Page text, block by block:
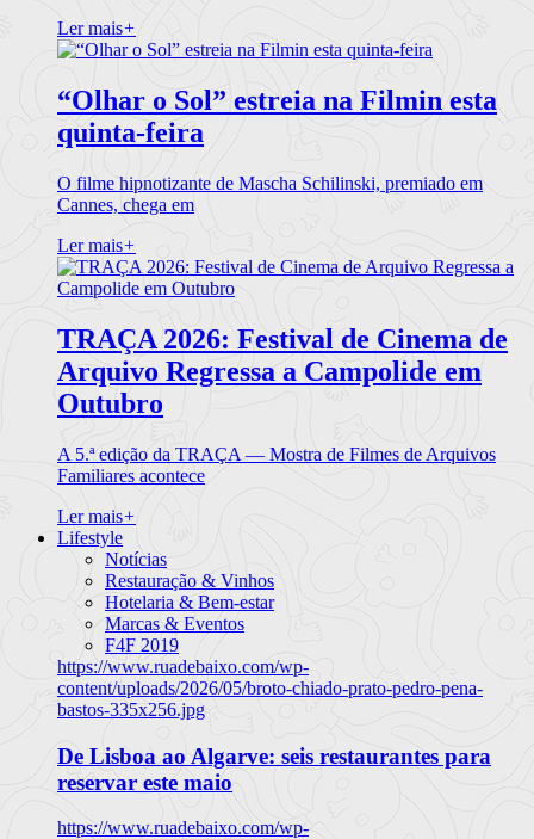
Ler mais+
“Olhar o Sol” estreia na Filmin esta
quinta-feira
O filme hipnotizante de Mascha Schilinski, premiado em
Cannes, chega em
Ler mais+
TRAÇA 2026: Festival de Cinema de
Arquivo Regressa a Campolide em
Outubro
A 5.ª edição da TRAÇA — Mostra de Filmes de Arquivos
Familiares acontece
Ler mais+
Lifestyle
Notícias
Restauração & Vinhos
Hotelaria & Bem-estar
Marcas & Eventos
F4F 2019
https://www.ruadebaixo.com/wp-
content/uploads/2026/05/broto-chiado-prato-pedro-pena-
bastos-335x256.jpg
De Lisboa ao Algarve: seis restaurantes para
reservar este maio
https://www.ruadebaixo.com/wp-